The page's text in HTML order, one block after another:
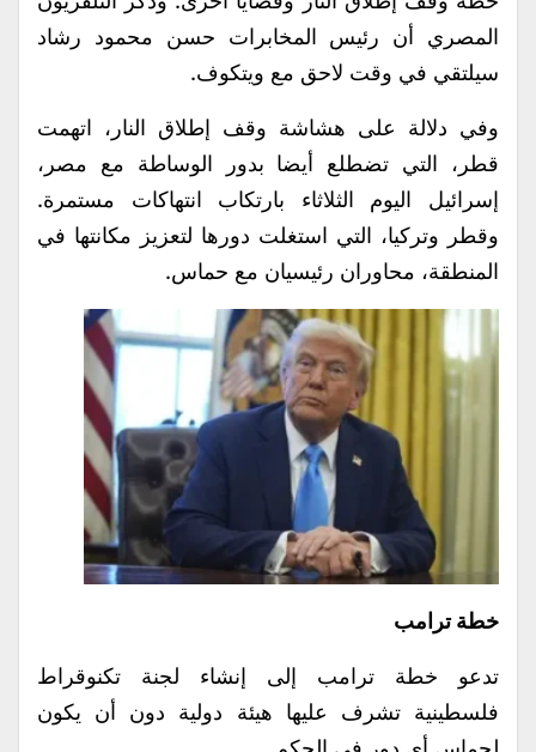
المصري أن رئيس المخابرات حسن محمود رشاد
سيلتقي في وقت لاحق مع ويتكوف.
وفي دلالة على هشاشة وقف إطلاق النار، اتهمت
قطر، التي تضطلع أيضا بدور الوساطة مع مصر،
إسرائيل اليوم الثلاثاء بارتكاب انتهاكات مستمرة.
وقطر وتركيا، التي استغلت دورها لتعزيز مكانتها في
المنطقة، محاوران رئيسيان مع حماس.
خطة ترامب
تدعو خطة ترامب إلى إنشاء لجنة تكنوقراط
فلسطينية تشرف عليها هيئة دولية دون أن يكون